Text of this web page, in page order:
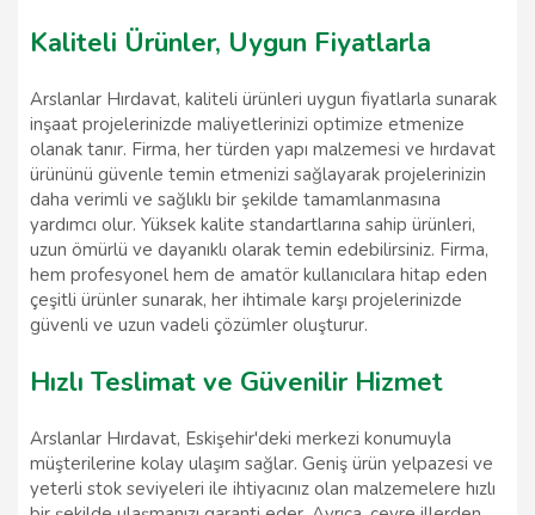
Kaliteli Ürünler, Uygun Fiyatlarla
Arslanlar Hırdavat, kaliteli ürünleri uygun fiyatlarla sunarak
inşaat projelerinizde maliyetlerinizi optimize etmenize
olanak tanır. Firma, her türden yapı malzemesi ve hırdavat
ürününü güvenle temin etmenizi sağlayarak projelerinizin
daha verimli ve sağlıklı bir şekilde tamamlanmasına
yardımcı olur. Yüksek kalite standartlarına sahip ürünleri,
uzun ömürlü ve dayanıklı olarak temin edebilirsiniz. Firma,
hem profesyonel hem de amatör kullanıcılara hitap eden
çeşitli ürünler sunarak, her ihtimale karşı projelerinizde
güvenli ve uzun vadeli çözümler oluşturur.
Hızlı Teslimat ve Güvenilir Hizmet
Arslanlar Hırdavat, Eskişehir'deki merkezi konumuyla
müşterilerine kolay ulaşım sağlar. Geniş ürün yelpazesi ve
yeterli stok seviyeleri ile ihtiyacınız olan malzemelere hızlı